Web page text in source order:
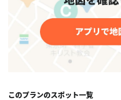
このプランのスポット一覧